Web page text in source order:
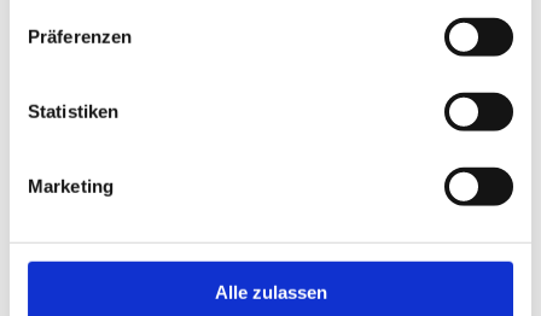
Präferenzen
Statistiken
Marketing
Alle zulassen
Rufen Sie uns an…
Unsere Öffnungszeiten
12.30 Uhr / 14.00 – 17.00
Uhr
Samstags: Termine nach